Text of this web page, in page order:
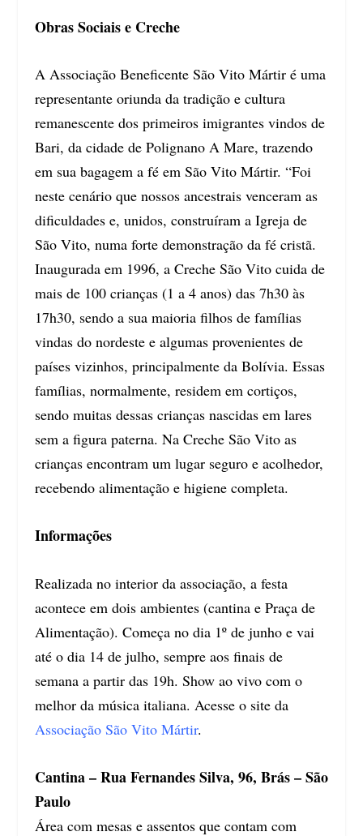
Obras Sociais e Creche
A Associação Beneficente São Vito Mártir é uma
representante oriunda da tradição e cultura
remanescente dos primeiros imigrantes vindos de
Bari, da cidade de Polignano A Mare, trazendo
em sua bagagem a fé em São Vito Mártir. “Foi
neste cenário que nossos ancestrais venceram as
dificuldades e, unidos, construíram a Igreja de
São Vito, numa forte demonstração da fé cristã.
Inaugurada em 1996, a Creche São Vito cuida de
mais de 100 crianças (1 a 4 anos) das 7h30 às
17h30, sendo a sua maioria filhos de famílias
vindas do nordeste e algumas provenientes de
países vizinhos, principalmente da Bolívia. Essas
famílias, normalmente, residem em cortiços,
sendo muitas dessas crianças nascidas em lares
sem a figura paterna. Na Creche São Vito as
crianças encontram um lugar seguro e acolhedor,
recebendo alimentação e higiene completa.
Informações
Realizada no interior da associação, a festa
acontece em dois ambientes (cantina e Praça de
Alimentação). Começa no dia 1º de junho e vai
até o dia 14 de julho, sempre aos finais de
semana a partir das 19h. Show ao vivo com o
melhor da música italiana. Acesse o site da
Associação São Vito Mártir.
Cantina – Rua Fernandes Silva, 96, Brás – São
Paulo
Área com mesas e assentos que contam com